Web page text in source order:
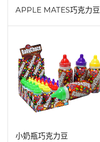
APPLE MATES巧克力豆
小奶瓶巧克力豆